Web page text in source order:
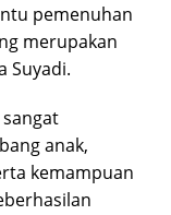
pemenuhan
merupakan
Suyadi.
anak,
kemampuan